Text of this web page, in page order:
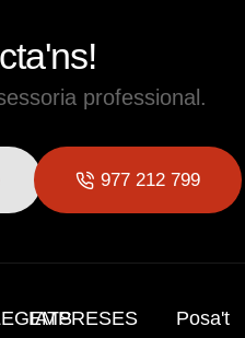
professional.
977 212 799
EMPRESES
Posa't